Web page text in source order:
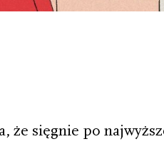
że sięgnie po